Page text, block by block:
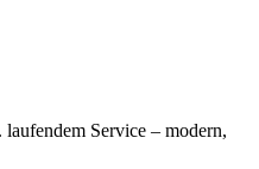
Service – modern,